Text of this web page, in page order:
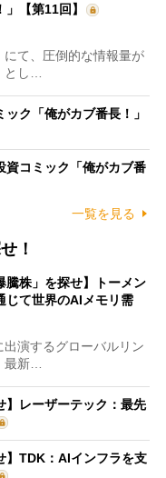
【第11回】
て、圧倒的な情報量が
とし…
ク「俺がカブ番長！」
コミック「俺がカブ番
一覧を見る
！
騰株」を探せ】トーメン
じて世界のAIメモリ需
演するグローバルリン
最新…
】レーザーテック：最先
】TDK：AIインフラを支